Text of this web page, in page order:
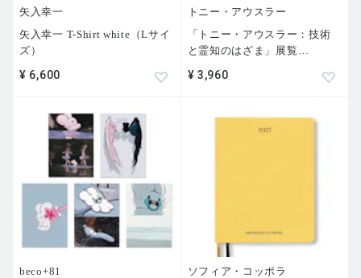
矢入幸一
矢入幸一 T-Shirt white（Lサイ
ズ）
¥ 6,600
トニー・アウスラー
「トニー・アウスラー：技術
と霊知のはざま」展覧
¥ 3,960
beco+81
ソフィア・コッポラ